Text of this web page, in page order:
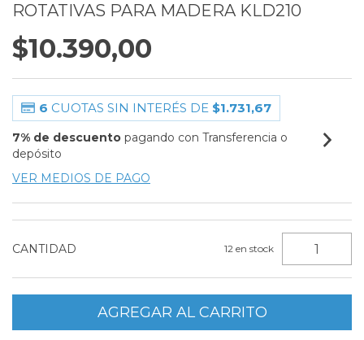
ROTATIVAS PARA MADERA KLD210
$10.390,00
6 CUOTAS SIN INTERÉS DE $1.731,67
7% de descuento pagando con Transferencia o
depósito
VER MEDIOS DE PAGO
CANTIDAD 12 en stock